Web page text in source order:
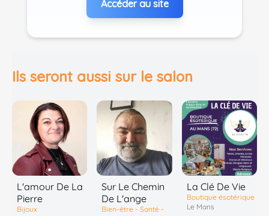
Accéder au site
Ils seront aussi sur le salon
L'amour De La
Pierre
Bijoux
Sur Le Chemin
De L'ange
Bien-être - Santé -
La Clé De Vie
Boutique ésotérique
Le Mans